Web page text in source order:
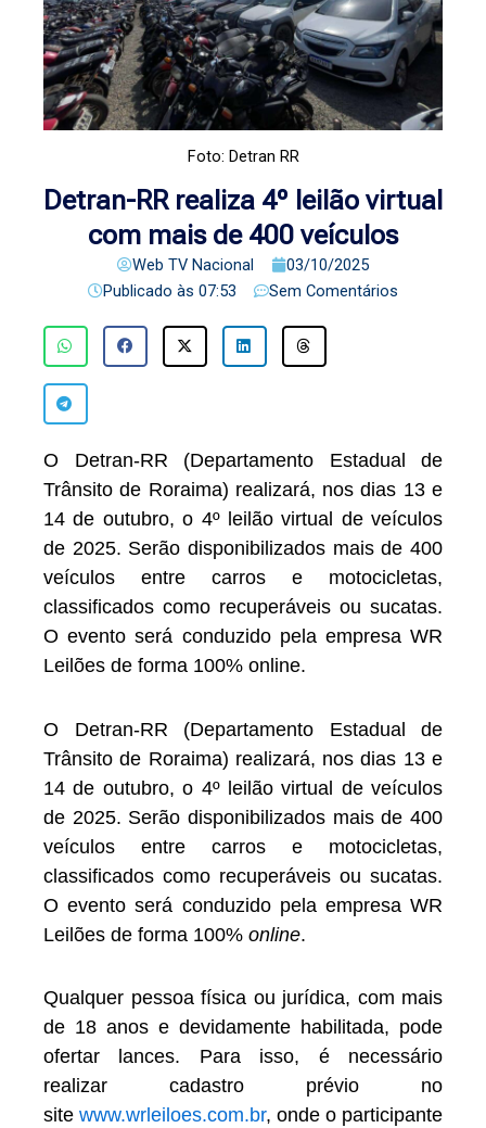
Foto: Detran RR
Detran-RR realiza 4º leilão virtual
com mais de 400 veículos
Web TV Nacional
03/10/2025
Publicado às 07:53 Sem Comentários
O Detran-RR (Departamento Estadual de
Trânsito de Roraima) realizará, nos dias 13 e
14 de outubro, o 4º leilão virtual de veículos
de 2025. Serão disponibilizados mais de 400
veículos entre carros e motocicletas,
classificados como recuperáveis ou sucatas.
O evento será conduzido pela empresa WR
Leilões de forma 100% online.
O Detran-RR (Departamento Estadual de
Trânsito de Roraima) realizará, nos dias 13 e
14 de outubro, o 4º leilão virtual de veículos
de 2025. Serão disponibilizados mais de 400
veículos entre carros e motocicletas,
classificados como recuperáveis ou sucatas.
O evento será conduzido pela empresa WR
Leilões de forma 100% online.
Qualquer pessoa física ou jurídica, com mais
de 18 anos e devidamente habilitada, pode
ofertar lances. Para isso, é necessário
realizar cadastro prévio no
site www.wrleiloes.com.br, onde o participante